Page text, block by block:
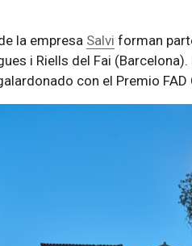
la empresa Salvi forman
i Riells del Fai
con el Premio